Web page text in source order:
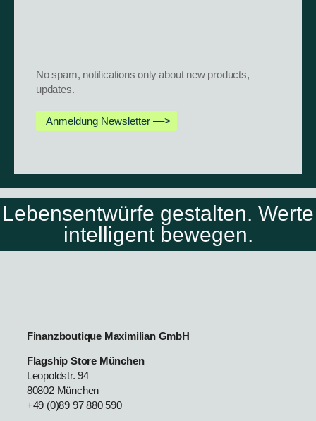
No spam, notifications only about new products,
updates.
Anmeldung Newsletter ––>
Lebensentwürfe gestalten. Werte
intelligent bewegen.
Finanzboutique Maximilian GmbH
Flagship Store München
Leopoldstr. 94
80802 München
+49 (0)89 97 880 590